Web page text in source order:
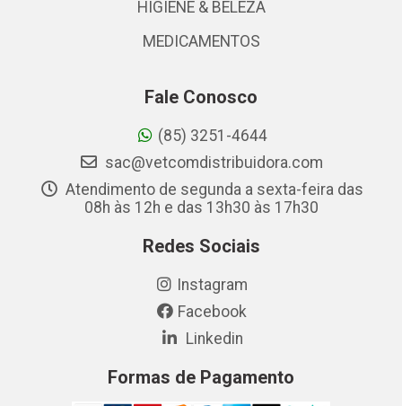
HIGIENE & BELEZA
MEDICAMENTOS
Fale Conosco
(85) 3251-4644
sac@vetcomdistribuidora.com
Atendimento de segunda a sexta-feira das
08h às 12h e das 13h30 às 17h30
Redes Sociais
Instagram
Facebook
Linkedin
Formas de Pagamento